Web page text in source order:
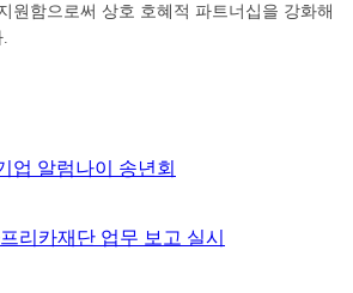
원함으로써 상호 호혜적 파트너십을 강화해
업 알럼나이 송년회
리카재단 업무 보고 실시